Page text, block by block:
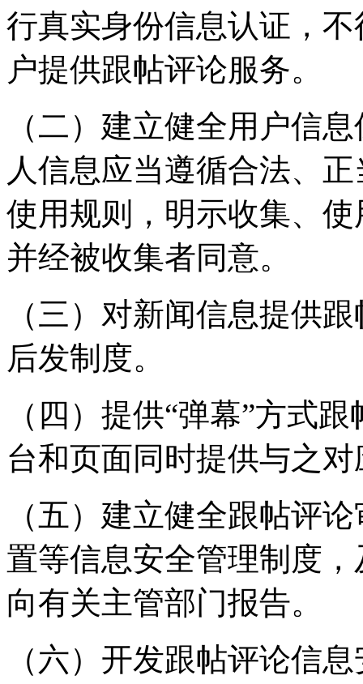
行真实身份信息认证，
户提供跟帖评论服务。
（二）建立健全用户信
人信息应当遵循合法、
使用规则，明示收集、
并经被收集者同意。
（三）对新闻信息提供
后发制度。
（四）提供“弹幕”方式
台和页面同时提供与之
（五）建立健全跟帖评
置等信息安全管理制度
向有关主管部门报告。
（六）开发跟帖评论信